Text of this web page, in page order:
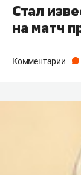
Стал
на матч
Комментарии